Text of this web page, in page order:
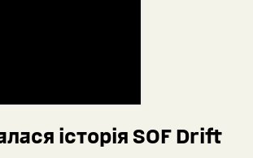
історія SOF Drift